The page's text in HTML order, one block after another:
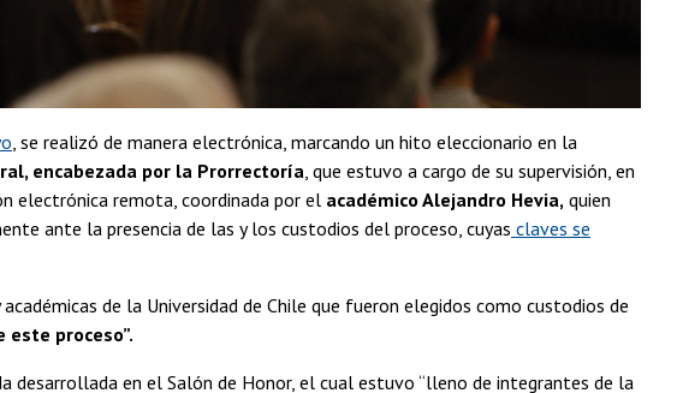
, se realizó de manera electrónica, marcando un hito eleccionario en la
encabezada por la Prorrectoría, que estuvo a cargo de su supervisión, en
electrónica remota, coordinada por el académico Alejandro Hevia, quien
ante la presencia de las y los custodios del proceso, cuyas claves se
de la Universidad de Chile que fueron elegidos como custodios de
proceso”.
desarrollada en el Salón de Honor, el cual estuvo “lleno de integrantes de la